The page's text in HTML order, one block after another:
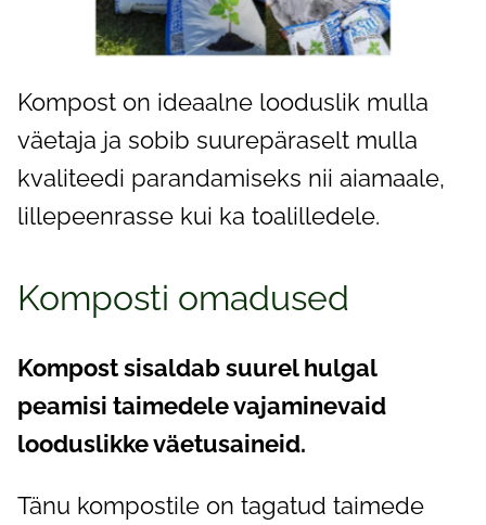
Kompost on ideaalne looduslik mulla
väetaja ja sobib suurepäraselt mulla
kvaliteedi parandamiseks nii aiamaale,
lillepeenrasse kui ka toalilledele.
Komposti omadused
Kompost sisaldab suurel hulgal
peamisi taimedele vajaminevaid
looduslikke väetusaineid.
Tänu kompostile on tagatud taimede